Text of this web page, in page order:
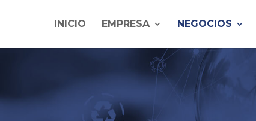
INICIO EMPRESA NEGOCIOS